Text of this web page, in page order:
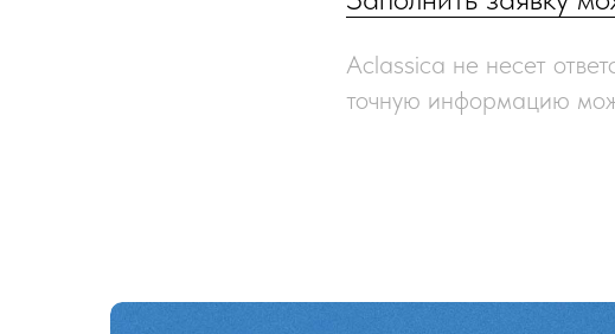
Aclassica не несет
точную информацию